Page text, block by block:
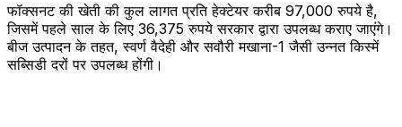
फॉक्सनट की खेती की कुल लागत प्रति हेक्टेयर करीब 97,000 रुपये है,
जिसमें पहले साल के लिए 36,375 रुपये सरकार द्वारा उपलब्ध कराए जाएंगे।
बीज उत्पादन के तहत, स्वर्ण वैदेही और सवौरी मखाना-1 जैसी उन्नत किस्में
सब्सिडी दरों पर उपलब्ध होंगी।